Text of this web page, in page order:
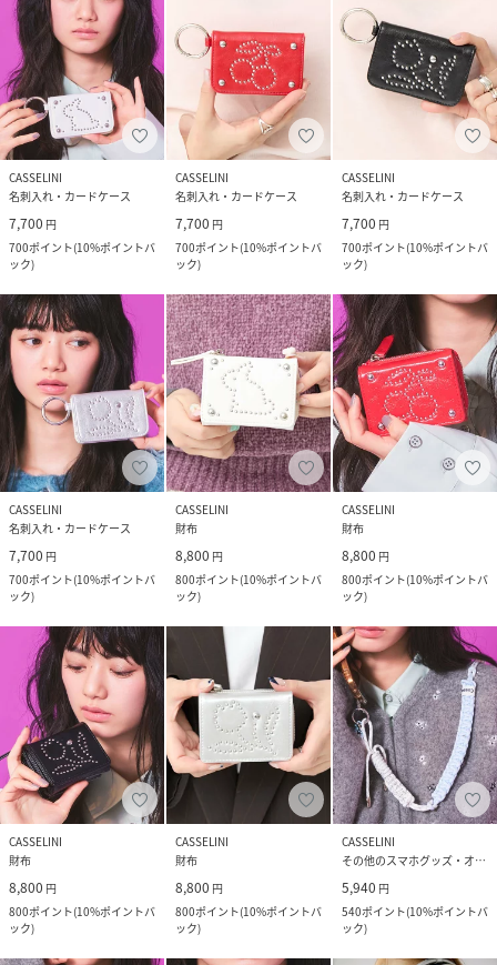
CASSELINI
名刺入れ・カードケース
7,700 円
700ポイント(10%ポイントバ
ック)
CASSELINI
名刺入れ・カードケース
7,700 円
700ポイント(10%ポイントバ
ック)
CASSELINI
名刺入れ・カードケース
7,700 円
700ポイント(10%ポイントバ
ック)
CASSELINI
名刺入れ・カードケース
7,700 円
700ポイント(10%ポイントバ
ック)
CASSELINI
財布
8,800 円
800ポイント(10%ポイントバ
ック)
CASSELINI
財布
8,800 円
800ポイント(10%ポイントバ
ック)
CASSELINI
財布
8,800 円
800ポイント(10%ポイントバ
ック)
CASSELINI
財布
8,800 円
800ポイント(10%ポイントバ
ック)
CASSELINI
その他のスマホグッズ・オーディオ機器
5,940 円
540ポイント(10%ポイントバ
ック)